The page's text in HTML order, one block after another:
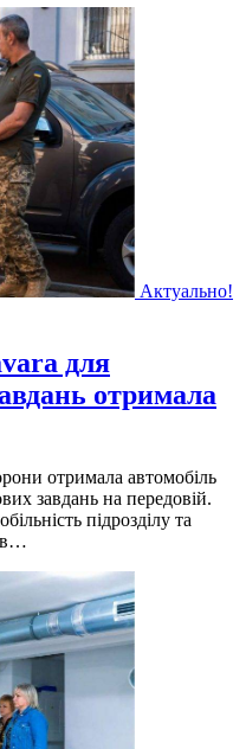
Актуально!
для
отримала
отримала автомобіль
завдань на передовій.
підрозділу та
в…